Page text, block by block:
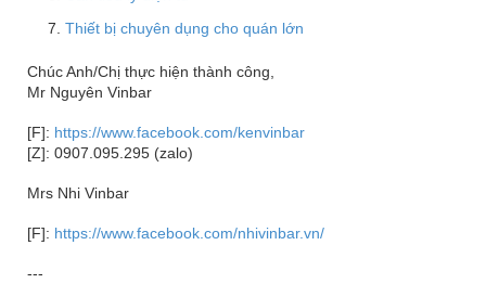
Thiết bị chuyên dụng cho quán lớn
Chúc Anh/Chị thực hiện thành công,
Mr Nguyên Vinbar
[F]: https://www.facebook.com/kenvinbar
[Z]: 0907.095.295 (zalo)
Mrs Nhi Vinbar
[F]: https://www.facebook.com/nhivinbar.vn/
---